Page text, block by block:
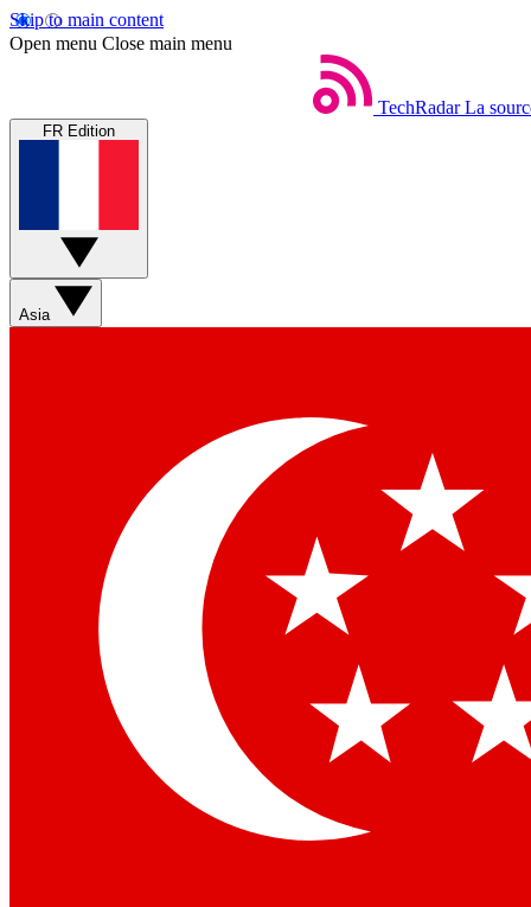
Skip to main content
Open menu Close main menu
TechRadar La
FR Edition
Asia